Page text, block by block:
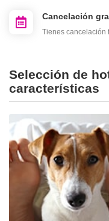
Cancelación
Tienes cancelación
Selección de
características